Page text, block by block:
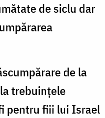
de siclu dar
de la
trebuinţele
pentru fiii lui Israel